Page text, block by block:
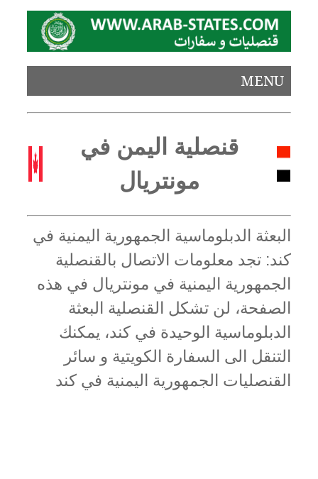
MENU
قنصلية اليمن في
مونتريال
البعثة الدبلوماسية الجمهورية اليمنية في
كند: تجد معلومات الاتصال بالقنصلية
الجمهورية اليمنية في مونتريال في هذه
الصفحة، لن تشكل القنصلية البعثة
الدبلوماسية الوحيدة في كند، يمكنك
التنقل الى السفارة الكويتية و سائر
القنصليات الجمهورية اليمنية في كند